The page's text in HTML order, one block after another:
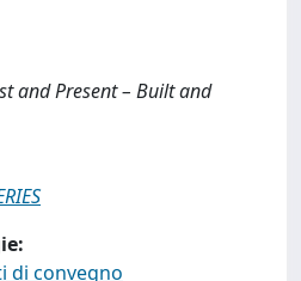
and Present – Built and
di convegno